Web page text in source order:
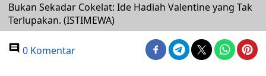
Bukan Sekadar Cokelat: Ide Hadiah Valentine yang Tak
Terlupakan. (ISTIMEWA)
0 Komentar